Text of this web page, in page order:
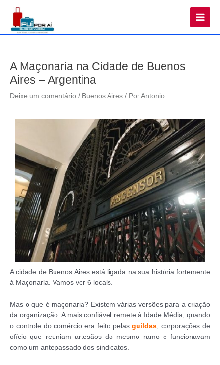
Main
A Maçonaria na Cidade de Buenos
Aires – Argentina
Deixe um comentário / Buenos Aires / Por Antonio
A cidade de Buenos Aires está ligada na sua história fortemente
à Maçonaria. Vamos ver 6 locais.
Mas o que é maçonaria? Existem várias versões para a criação
da organização. A mais confiável remete à Idade Média, quando
o controle do comércio era feito pelasguildas, corporações de
ofício que reuniam artesãos do mesmo ramo e funcionavam
como um antepassado dos sindicatos.